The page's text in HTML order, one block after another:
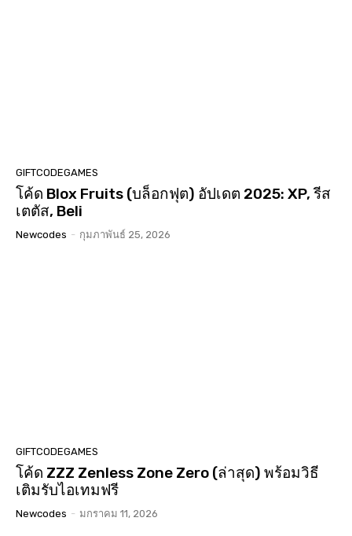
GIFTCODEGAMES
โค้ด Blox Fruits (บล็อกฟุต) อัปเดต 2025: XP, รีส
เตตัส, Beli
Newcodes - กุมภาพันธ์ 25, 2026
GIFTCODEGAMES
โค้ด ZZZ Zenless Zone Zero (ล่าสุด) พร้อมวิธี
เติมรับไอเทมฟรี
Newcodes - มกราคม 11, 2026